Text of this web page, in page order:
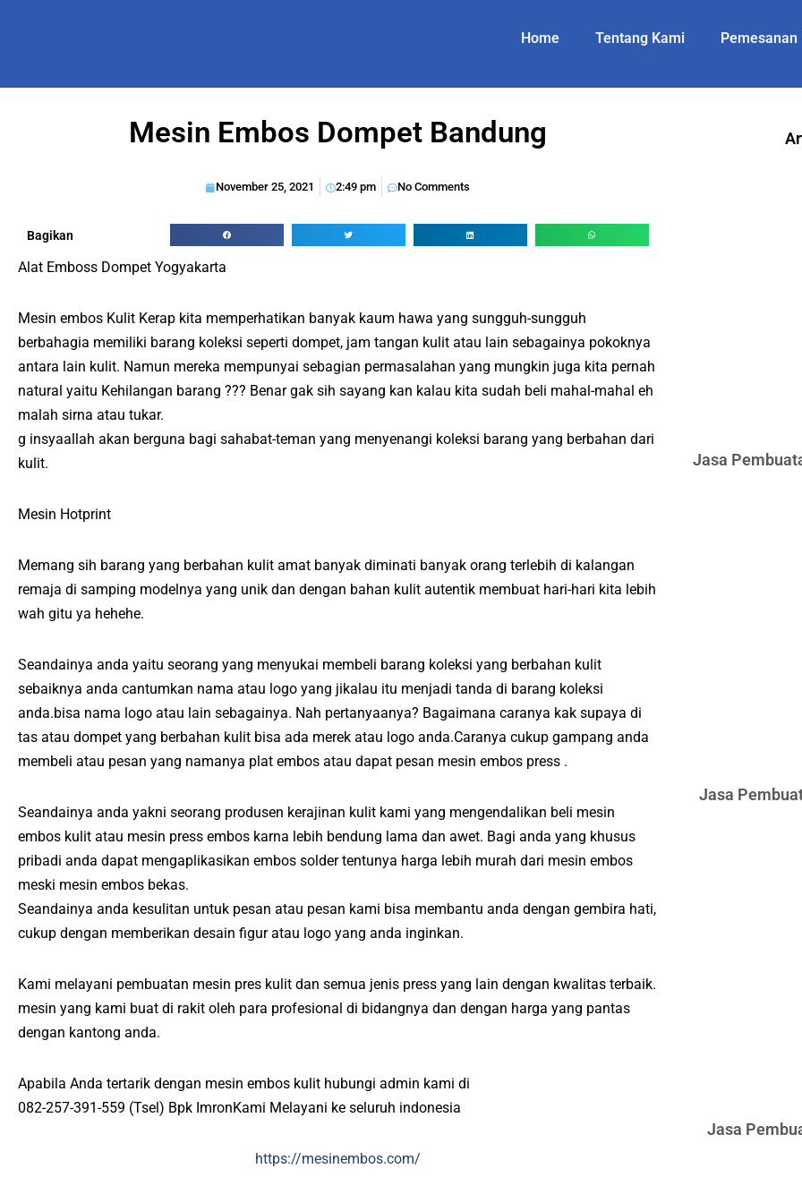
Home Tentang Kami Pemesanan
Mesin Embos Dompet Bandung
November 25, 2021 2:49 pm No Comments
Bagikan
Alat Emboss Dompet Yogyakarta
Mesin embos Kulit Kerap kita memperhatikan banyak kaum hawa yang sungguh-sungguh
berbahagia memiliki barang koleksi seperti dompet, jam tangan kulit atau lain sebagainya pokoknya
antara lain kulit. Namun mereka mempunyai sebagian permasalahan yang mungkin juga kita pernah
natural yaitu Kehilangan barang ??? Benar gak sih sayang kan kalau kita sudah beli mahal-mahal eh
malah sirna atau tukar.
g insyaallah akan berguna bagi sahabat-teman yang menyenangi koleksi barang yang berbahan dari
kulit.
Mesin Hotprint
Memang sih barang yang berbahan kulit amat banyak diminati banyak orang terlebih di kalangan
remaja di samping modelnya yang unik dan dengan bahan kulit autentik membuat hari-hari kita lebih
wah gitu ya hehehe.
Seandainya anda yaitu seorang yang menyukai membeli barang koleksi yang berbahan kulit
sebaiknya anda cantumkan nama atau logo yang jikalau itu menjadi tanda di barang koleksi
anda.bisa nama logo atau lain sebagainya. Nah pertanyaanya? Bagaimana caranya kak supaya di
tas atau dompet yang berbahan kulit bisa ada merek atau logo anda.Caranya cukup gampang anda
membeli atau pesan yang namanya plat embos atau dapat pesan mesin embos press .
Seandainya anda yakni seorang produsen kerajinan kulit kami yang mengendalikan beli mesin
embos kulit atau mesin press embos karna lebih bendung lama dan awet. Bagi anda yang khusus
pribadi anda dapat mengaplikasikan embos solder tentunya harga lebih murah dari mesin embos
meski mesin embos bekas.
Seandainya anda kesulitan untuk pesan atau pesan kami bisa membantu anda dengan gembira hati,
cukup dengan memberikan desain figur atau logo yang anda inginkan.
Kami melayani pembuatan mesin pres kulit dan semua jenis press yang lain dengan kwalitas terbaik.
mesin yang kami buat di rakit oleh para profesional di bidangnya dan dengan harga yang pantas
dengan kantong anda.
Apabila Anda tertarik dengan mesin embos kulit hubungi admin kami di
082-257-391-559 (Tsel) Bpk ImronKami Melayani ke seluruh indonesia
https://mesinembos.com/
Jasa
Jasa
Jasa